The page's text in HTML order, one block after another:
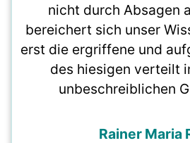
nicht durch Absagen
bereichert sich unser
erst die ergriffene und
des hiesigen verteilt
unbeschreiblichen
Rainer Maria